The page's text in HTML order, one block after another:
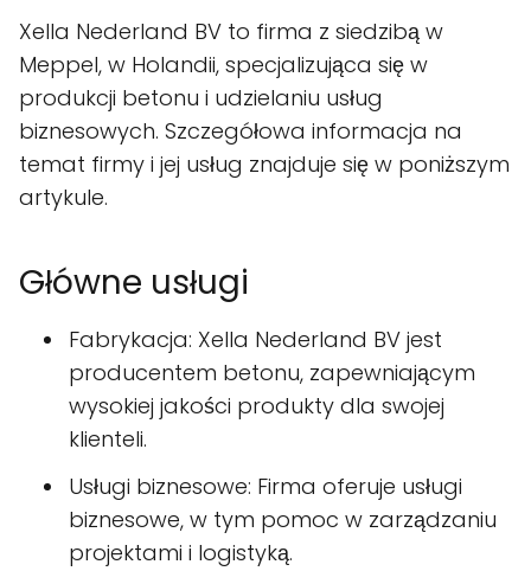
Xella Nederland BV to firma z siedzibą w
Meppel, w Holandii, specjalizująca się w
produkcji betonu i udzielaniu usług
biznesowych. Szczegółowa informacja na
temat firmy i jej usług znajduje się w poniższym
artykule.
Główne usługi
Fabrykacja: Xella Nederland BV jest
producentem betonu, zapewniającym
wysokiej jakości produkty dla swojej
klienteli.
Usługi biznesowe: Firma oferuje usługi
biznesowe, w tym pomoc w zarządzaniu
projektami i logistyką.